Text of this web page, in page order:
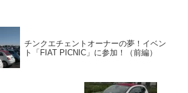
チンクエチェントオーナーの夢！イベン
ト「FIAT PICNIC」に参加！（前編）